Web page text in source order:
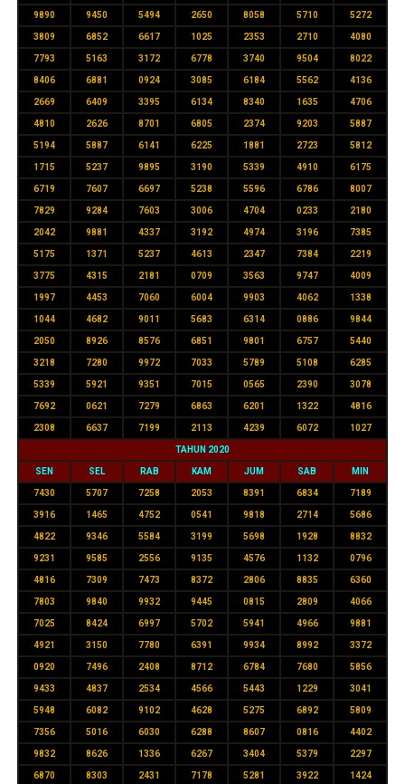
9890 9450 5494 2650 8058 5710 5272
3809 6852 6617 1025 2353 2710 4080
7793 5163 3172 6778 3740 9504 8022
8406 6881 0924 3085 6184 5562 4136
2669 6409 3395 6134 8340 1635 4706
4810 2626 8701 6805 2374 9203 5887
5194 5887 6141 6225 1881 2723 5812
1715 5237 9895 3190 5339 4910 6175
6719 7607 6697 5238 5596 6786 8007
7829 9284 7603 3006 4704 0233 2180
2042 9881 4337 3192 4974 3196 7385
5175 1371 5237 4613 2347 7384 2219
3775 4315 2181 0709 3563 9747 4009
1997 4453 7060 6004 9903 4062 1338
1044 4682 9011 5683 6314 0886 9844
2050 8926 8576 6851 9801 6757 5440
3218 7280 9972 7033 5789 5108 6285
5339 5921 9351 7015 0565 2390 3078
7692 0621 7279 6863 6201 1322 4816
2308 6637 7199 2113 4239 6072 1027
TAHUN 2020
SEN SEL RAB KAM JUM SAB MIN
7430 5707 7258 2053 8391 6834 7189
3916 1465 4752 0541 9818 2714 5686
4822 9346 5584 3199 5698 1928 8832
9231 9585 2556 9135 4576 1132 0796
4816 7309 7473 8372 2806 8835 6360
7803 9840 9932 9445 0815 2809 4066
7025 8424 6997 5702 5941 4966 9881
4921 3150 7780 6391 9934 8992 3372
0920 7496 2408 8712 6784 7680 5856
9433 4837 2534 4566 5443 1229 3041
5948 6082 9102 4628 5275 6892 5809
7356 5016 6030 6288 8607 0816 4402
9832 8626 1336 6267 3404 5379 2297
6870 8303 2431 7178 5281 3922 1424